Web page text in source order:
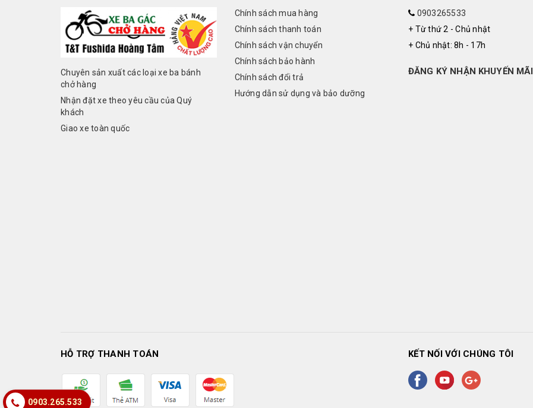
Chuyên sản xuất các loại xe ba bánh
chở hàng
Nhận đặt xe theo yêu cầu của Quý
khách
Giao xe toàn quốc
Chính sách mua hàng
Chính sách thanh toán
Chính sách vận chuyển
Chính sách bảo hành
Chính sách đổi trả
Hướng dẫn sử dụng và bảo dưỡng
0903265533
+ Từ thứ 2 - Chủ nhật
+ Chủ nhật: 8h - 17h
ĐĂNG KÝ NHẬN KHUYẾN MÃI
HỖ TRỢ THANH TOÁN KẾT NỐI VỚI CHÚNG TÔI
0903.265.533